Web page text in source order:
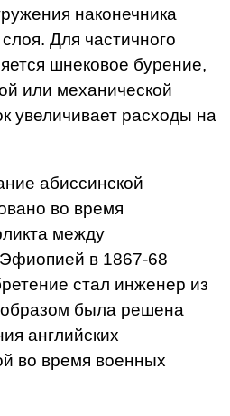
наконечника
Для частичного
шнековое бурение,
или механической
увеличивает расходы на
абиссинской
во время
между
в 1867-68
стал инженер из
была решена
английских
во время военных